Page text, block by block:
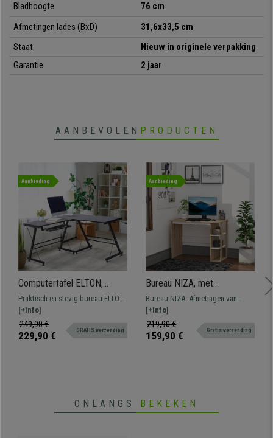
•Ruim werkblad
• Robuust en stabiel
• Modern, minimalistisch ontwerp
Bladhoogte
76 cm
Afmetingen lades (BxD)
31,6x33,5 cm
Staat
Nieuw in originele verpakking
Garantie
2 jaar
AANBEVOLEN PRODUCTEN
Aanbieding
Computertafel ELTON,
Metalen Structuur,
Toetsenbordlade, Kleur
Zwart
Praktisch en stevig bureau ELTON.
Kan zowel in L of rechte lijn
gemonteerd worden,
veelzijdigheid en stevigheid tegen
[+Info]
249,90 €
229,90 € GRATIS verzending
Aanbieding
Bureau NIZA, met
Opbergrek, Afmetingen
100x55x74 cm, in Houtkleur
Bureau NIZA. Afmetingen van
100x55 en 74 cm hoog. Moderne
computertafel met opbergrek.
[+Info]
219,90 €
159,90 € Gratis verzending
ONLANGS BEKEKEN